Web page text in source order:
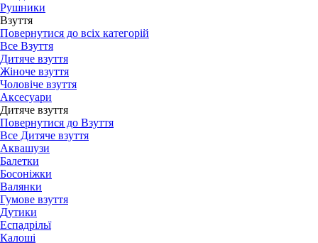
Рушники
Взуття
Повернутися до всіх категорій
Все Взуття
Дитяче взуття
Жіноче взуття
Чоловіче взуття
Аксесуари
Дитяче взуття
Повернутися до Взуття
Все Дитяче взуття
Аквашузи
Балетки
Босоніжки
Валянки
Гумове взуття
Дутики
Еспадрільї
Калоші